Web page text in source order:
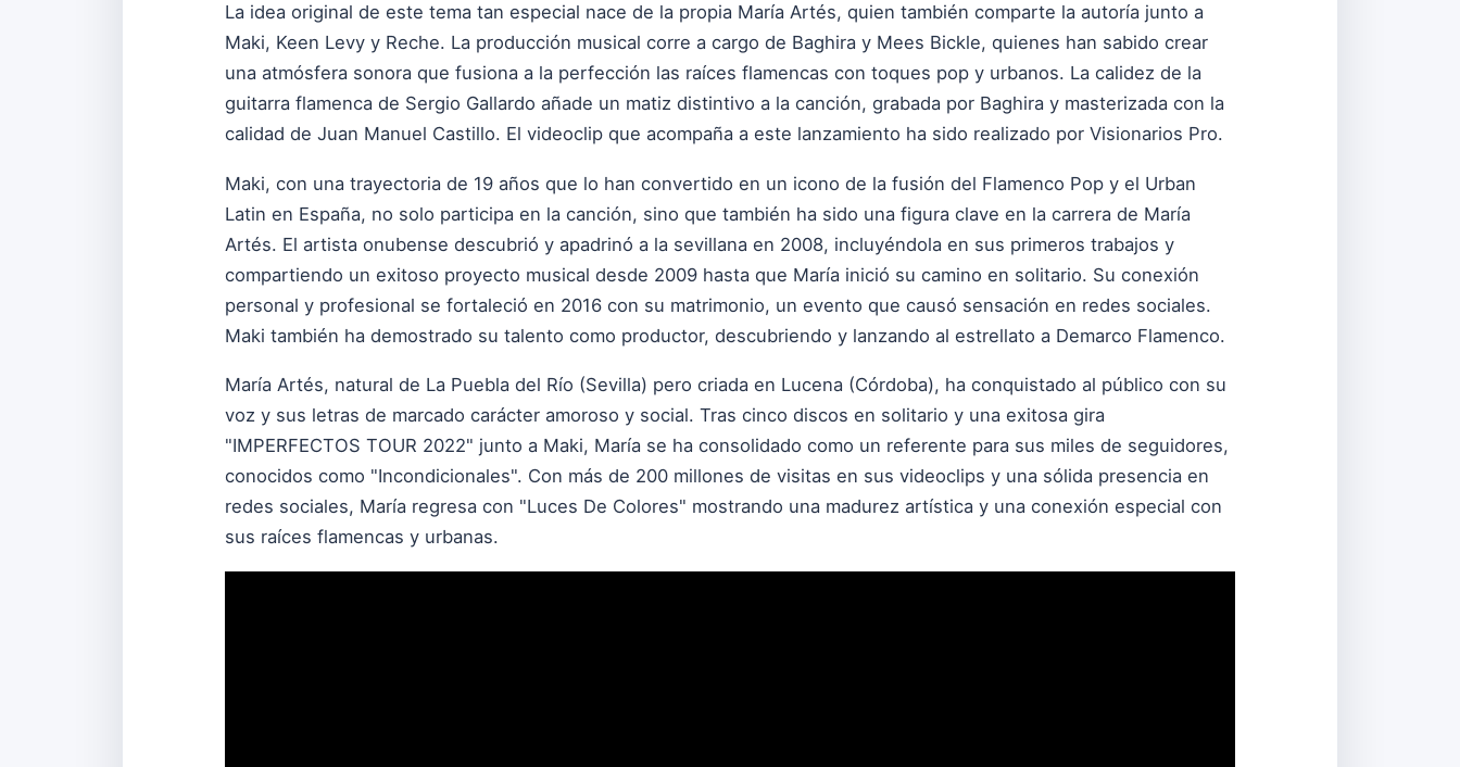
La idea original de este tema tan especial nace de la propia María Artés, quien también comparte la autoría junto a
Maki, Keen Levy y Reche. La producción musical corre a cargo de Baghira y Mees Bickle, quienes han sabido crear
una atmósfera sonora que fusiona a la perfección las raíces flamencas con toques pop y urbanos. La calidez de la
guitarra flamenca de Sergio Gallardo añade un matiz distintivo a la canción, grabada por Baghira y masterizada con la
calidad de Juan Manuel Castillo. El videoclip que acompaña a este lanzamiento ha sido realizado por Visionarios Pro.
Maki, con una trayectoria de 19 años que lo han convertido en un icono de la fusión del Flamenco Pop y el Urban
Latin en España, no solo participa en la canción, sino que también ha sido una figura clave en la carrera de María
Artés. El artista onubense descubrió y apadrinó a la sevillana en 2008, incluyéndola en sus primeros trabajos y
compartiendo un exitoso proyecto musical desde 2009 hasta que María inició su camino en solitario. Su conexión
personal y profesional se fortaleció en 2016 con su matrimonio, un evento que causó sensación en redes sociales.
Maki también ha demostrado su talento como productor, descubriendo y lanzando al estrellato a Demarco Flamenco.
María Artés, natural de La Puebla del Río (Sevilla) pero criada en Lucena (Córdoba), ha conquistado al público con su
voz y sus letras de marcado carácter amoroso y social. Tras cinco discos en solitario y una exitosa gira
"IMPERFECTOS TOUR 2022" junto a Maki, María se ha consolidado como un referente para sus miles de seguidores,
conocidos como "Incondicionales". Con más de 200 millones de visitas en sus videoclips y una sólida presencia en
redes sociales, María regresa con "Luces De Colores" mostrando una madurez artística y una conexión especial con
sus raíces flamencas y urbanas.